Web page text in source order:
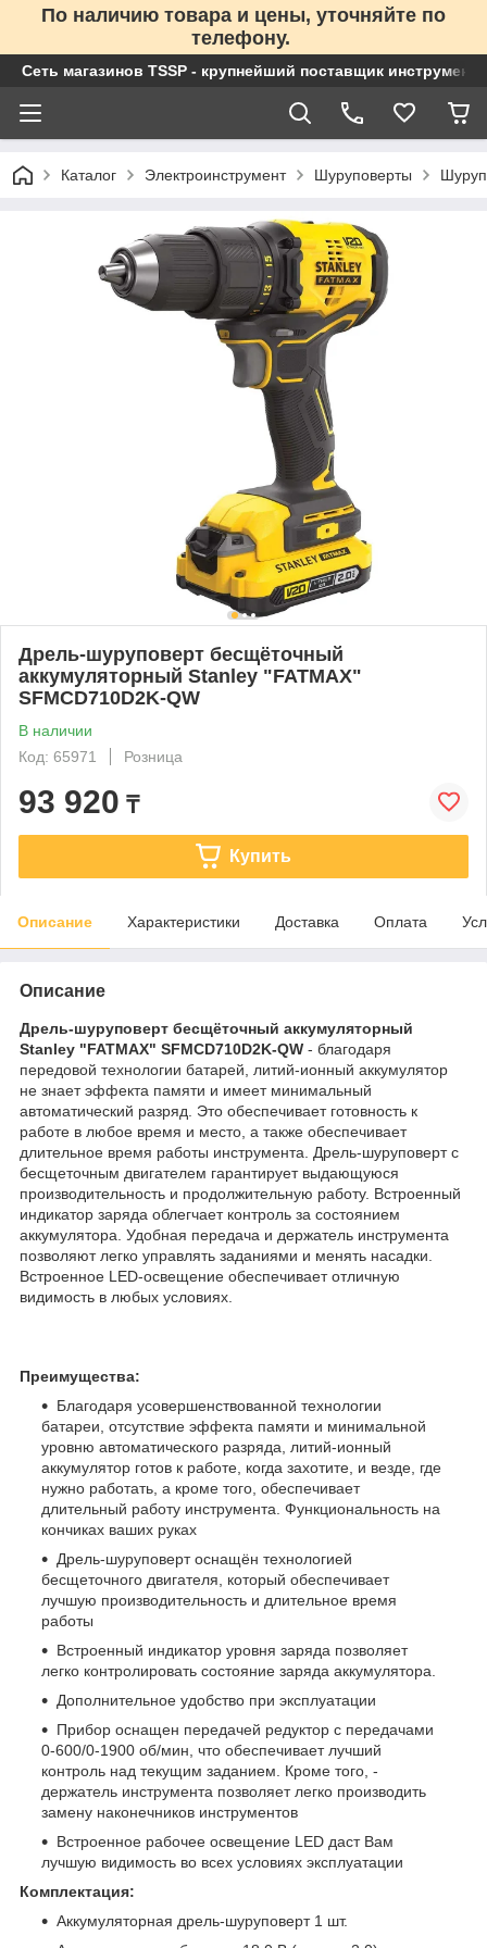
По наличию товара и цены, уточняйте по
телефону.
Сеть магазинов TSSP - крупнейший поставщик
Каталог Электроинструмент Шуруповерты
Дрель-шуруповерт бесщёточный
аккумуляторный Stanley "FATMAX"
SFMCD710D2K-QW
В наличии
Код: 65971
Розница
93 920 ₸
Купить
Описание Характеристики Доставка Оплата
Описание
Дрель-шуруповерт бесщёточный аккумуляторный
Stanley "FATMAX" SFMCD710D2K-QW - благодаря
передовой технологии батарей, литий-ионный аккумулятор
не знает эффекта памяти и имеет минимальный
автоматический разряд. Это обеспечивает готовность к
работе в любое время и место, а также обеспечивает
длительное время работы инструмента. Дрель-шуруповерт с
бесщеточным двигателем гарантирует выдающуюся
производительность и продолжительную работу. Встроенный
индикатор заряда облегчает контроль за состоянием
аккумулятора. Удобная передача и держатель инструмента
позволяют легко управлять заданиями и менять насадки.
Встроенное LED-освещение обеспечивает отличную
видимость в любых условиях.
Преимущества:
Благодаря усовершенствованной технологии
батареи, отсутствие эффекта памяти и минимальной
уровню автоматического разряда, литий-ионный
аккумулятор готов к работе, когда захотите, и везде, где
нужно работать, а кроме того, обеспечивает
длительный работу инструмента. Функциональность на
кончиках ваших руках
Дрель-шуруповерт оснащён технологией
бесщеточного двигателя, который обеспечивает
лучшую производительность и длительное время
работы
Встроенный индикатор уровня заряда позволяет
легко контролировать состояние заряда аккумулятора.
Дополнительное удобство при эксплуатации
Прибор оснащен передачей редуктор с передачами
0-600/0-1900 об/мин, что обеспечивает лучший
контроль над текущим заданием. Кроме того, -
держатель инструмента позволяет легко производить
замену наконечников инструментов
Встроенное рабочее освещение LED даст Вам
лучшую видимость во всех условиях эксплуатации
Комплектация:
Аккумуляторная дрель-шуруповерт 1 шт.